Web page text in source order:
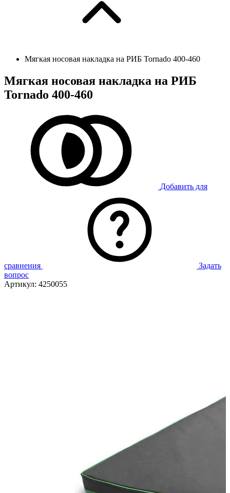
Мягкая носовая накладка на РИБ Tornado 400-460
Мягкая носовая накладка на РИБ
Tornado 400-460
Добавить для
сравнения
Задать
вопрос
Артикул: 4250055